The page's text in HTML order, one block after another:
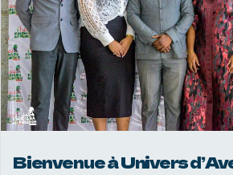
Bienvenue à Univers